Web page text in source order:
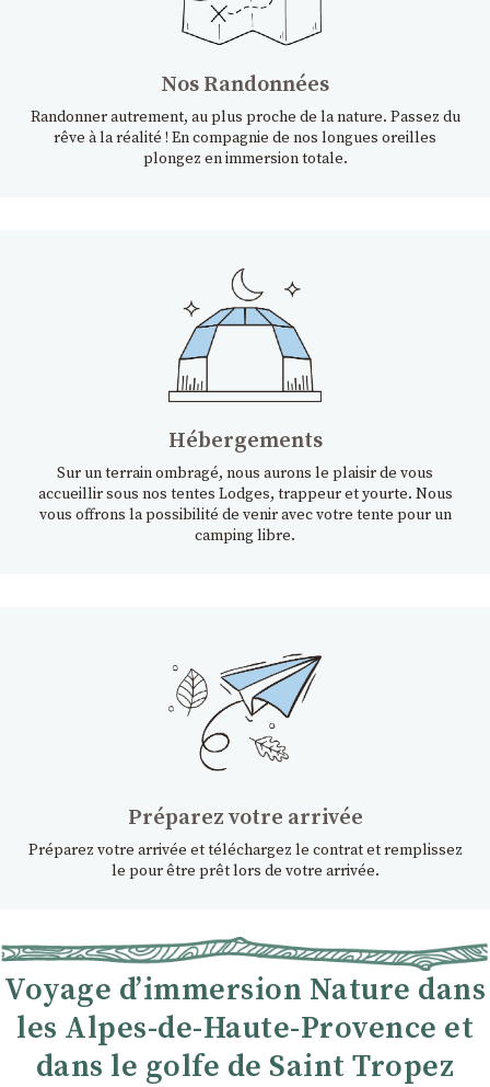
Nos Randonnées
Randonner autrement, au plus proche de la nature. Passez du
rêve à la réalité ! En compagnie de nos longues oreilles
plongez en immersion totale.
Hébergements
Sur un terrain ombragé, nous aurons le plaisir de vous
accueillir sous nos tentes Lodges, trappeur et yourte. Nous
vous offrons la possibilité de venir avec votre tente pour un
camping libre.
Préparez votre arrivée
Préparez votre arrivée et téléchargez le contrat et remplissez
le pour être prêt lors de votre arrivée.
Voyage d’immersion Nature dans
les Alpes-de-Haute-Provence et
dans le golfe de Saint Tropez